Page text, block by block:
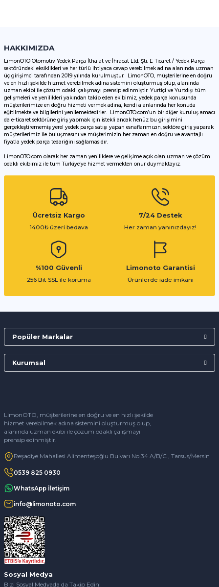
Görüş ve önerileriniz için teşekkür ederiz.
Ürün resmi kalitesiz, bozuk veya görüntülenemiyor.
Ürün açıklamasında eksik bilgiler bulunuyor.
Ürün bilgilerinde hatalar bulunuyor.
Ürün fiyatı diğer sitelerden daha pahalı.
Bu ürüne benzer farklı alternatifler olmalı.
HAKKIMIZDA
LimonOTO Otomotiv Yedek Parça İthalat ve İhracat Ltd. Şti. E-Ticaret / Yedek Parça
sektöründeki eksiklikleri ve her türlü ihtiyaca cevap verebilmek adına alanında uzman
üç girişimci tarafından 2019 yılında kurulmuştur. LimonOTO, müşterilerine en doğru
ve en hızlı şekilde hizmet verebilmek adına sistemini oluşturmuş olup, alanında
uzman ekibi ile çözüm odaklı çalışmayı prensip edinmiştir. Yurtiçi ve Yurtdışı tüm
gelişmeleri ve yenilikleri yakından takip eden ekibimiz, yedek parça konusunda
müşterilerimize en doğru hizmeti vermek adına, kendi alanlarında her konuda
eğitilmekte ve bilgilerini yenilemektedirler. LimonOTO.com’un bir diğer kuruluş amacı
da e-ticaret sektörüne giriş yapmak için istekli ancak henüz bu girişimini
gerçekleştirememiş yerel yedek parça satışı yapan esnaflarımızın, sektöre giriş yaparak
müşterilerimiz ile buluşmasını ve müşterimizin her zaman en doğru ve avantajlı
fiyatla yedek parça tedariğini sağlamasıdır.
LimonOTO.com olarak her zaman yeniliklere ve gelişime açık olan uzman ve çözüm
odaklı ekibimiz ile tüm Türkiye’ye hizmet vermekten onur duymaktayız.
Ücretsiz Kargo
1400₺ üzeri bedava
7/24 Destek
Her zaman yanınızdayız!
%100 Güvenli
256 Bit SSL ile koruma
Limonoto Garantisi
Ürünlerde iade imkanı
LimonOTO, müşterilerine en doğru ve en hızlı şekilde
hizmet verebilmek adına sistemini oluşturmuş olup,
alanında uzman ekibi ile çözüm odaklı çalışmayı
prensip edinmiştir.
Reşadiye Mahallesi Alimenteşoğlu Bulvarı No 34 A/B/C , Tarsus/Mersin
0539 825 0930
WhatsApp İletişim
info@limonoto.com
Popüler Markalar
Kurumsal
Sosyal Medya
Bizi Sosyal Medyada da Takip Edin!